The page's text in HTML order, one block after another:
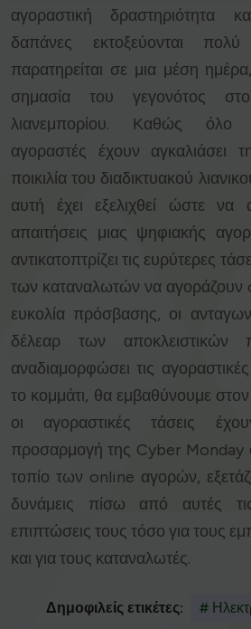
αγοραστική δραστηριότητα
δαπάνες εκτοξεύονται
παρατηρείται σε μια μέση
σημασία του γεγονότος
λιανεμπορίου. Καθώς όλο
αγοραστές έχουν αγκαλιάσει
ποικιλία του διαδικτυακού
αυτή έχει εξελιχθεί ώστε να
απαιτήσεις μιας ψηφιακής
αντικατοπτρίζει τις ευρύτερες
των καταναλωτών να
ευκολία πρόσβασης, οι
δέλεαρ των αποκλειστικών
αναδιαμορφώσει τις
το κομμάτι, θα εμβαθύνουμε
οι αγοραστικές τάσεις
προσαρμογή της Cyber Monday
τοπίο των online αγορών,
δυνάμεις πίσω από αυτές
επιπτώσεις τους τόσο για τους
και για τους καταναλωτές.
Δημοφιλείς ετικέτες: #